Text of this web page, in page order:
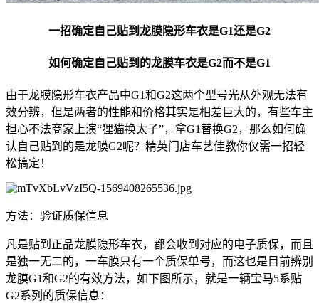
一招确定自己贴到龙膜隐形车衣是G1还是G2
如何确定自己贴到的龙膜车衣是G2而不是G1
由于龙膜隐形车衣产品中G1和G2这两个型号光从外观无法有
效分辨，但是两者的性能和价格其实是相差巨大的，有些车主
担心不法商家上演“狸猫换太子”，拿G1替换G2，那么如何确
认自己贴到的是龙膜G2呢？精英门店车艺佳教你仅需一招轻
松搞定！
方法：验证质保信息
凡是贴到正品龙膜隐形车衣，都会收到对应的电子质保，而且
是独一无二的，一车膜只有一个质保单号，而这也是目前辨别
龙膜G1和G2的有效方法，如下图所示，就是一辆宝马5系贴
G2系列的质保信息：